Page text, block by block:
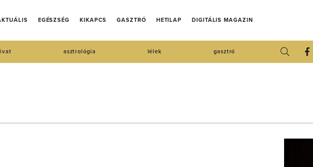
EGÉSZSÉG KIKAPCS GASZTRÓ HETILAP DIGITÁLIS MAGAZIN
asztrológia lélek gasztró